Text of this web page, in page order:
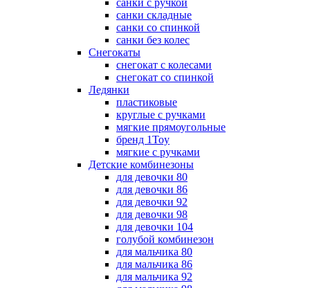
санки с ручкой
санки складные
санки со спинкой
санки без колес
Снегокаты
снегокат с колесами
снегокат со спинкой
Ледянки
пластиковые
круглые с ручками
мягкие прямоугольные
бренд 1Toy
мягкие с ручками
Детские комбинезоны
для девочки 80
для девочки 86
для девочки 92
для девочки 98
для девочки 104
голубой комбинезон
для мальчика 80
для мальчика 86
для мальчика 92